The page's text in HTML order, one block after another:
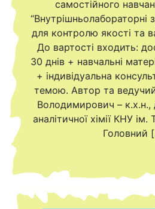
самостійного
“Внутрішньолабораторні
для контролю якості та
До вартості входить:
30 днів + навчальні
+ індивідуальна
темою. Автор та
Володимирович – к.х.н.,
аналітичної хімії КНУ
Головний